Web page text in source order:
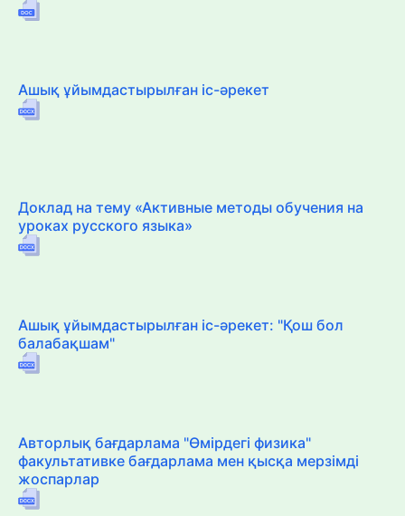
Ашық ұйымдастырылған іс-әрекет
Доклад на тему «Активные методы обучения на
уроках русского языка»
Ашық ұйымдастырылған іс-әрекет: "Қош бол
балабақшам"
Авторлық бағдарлама "Өмірдегі физика"
факультативке бағдарлама мен қысқа мерзімді
жоспарлар